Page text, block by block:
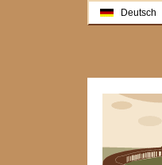
Deutsch